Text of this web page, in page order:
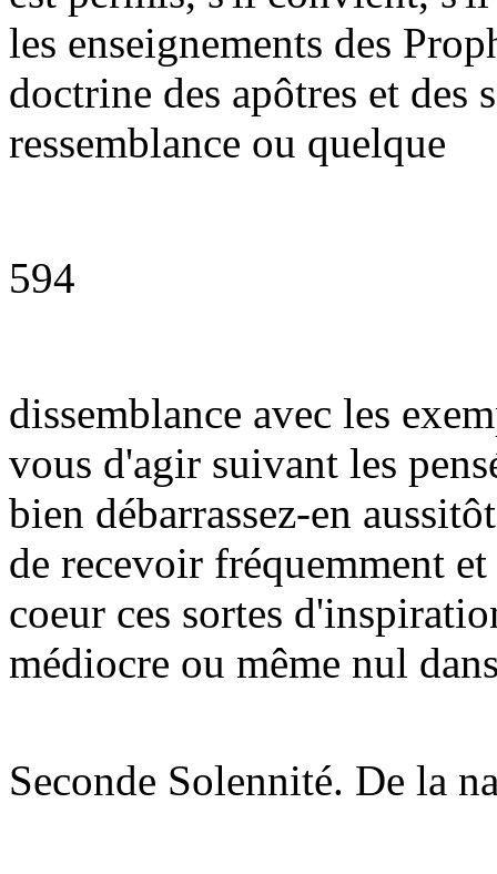
les enseignements des
doctrine des apôtres et
ressemblance ou quelque
594
dissemblance avec les
vous d'agir suivant les
bien débarrassez-en
de recevoir fréquemment
coeur ces sortes
médiocre ou même nul
Seconde Solennité. De la